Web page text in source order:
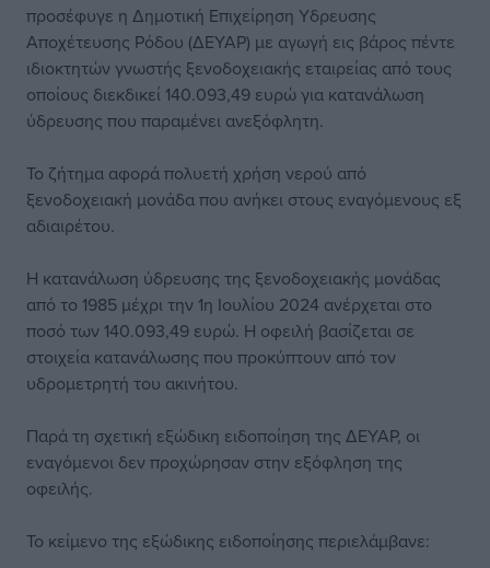
προσέφυγε η Δημοτική Επιχείρηση Υδρευσης
Αποχέτευσης Ρόδου (ΔΕΥΑΡ) με αγωγή εις βάρος πέντε
ιδιοκτητών γνωστής ξενοδοχειακής εταιρείας από τους
οποίους διεκδικεί 140.093,49 ευρώ για κατανάλωση
ύδρευσης που παραμένει ανεξόφλητη.
Το ζήτημα αφορά πολυετή χρήση νερού από
ξενοδοχειακή μονάδα που ανήκει στους εναγόμενους εξ
αδιαιρέτου.
Η κατανάλωση ύδρευσης της ξενοδοχειακής μονάδας
από το 1985 μέχρι την 1η Ιουλίου 2024 ανέρχεται στο
ποσό των 140.093,49 ευρώ. Η οφειλή βασίζεται σε
στοιχεία κατανάλωσης που προκύπτουν από τον
υδρομετρητή του ακινήτου.
Παρά τη σχετική εξώδικη ειδοποίηση της ΔΕΥΑΡ, οι
εναγόμενοι δεν προχώρησαν στην εξόφληση της
οφειλής.
Το κείμενο της εξώδικης ειδοποίησης περιελάμβανε: